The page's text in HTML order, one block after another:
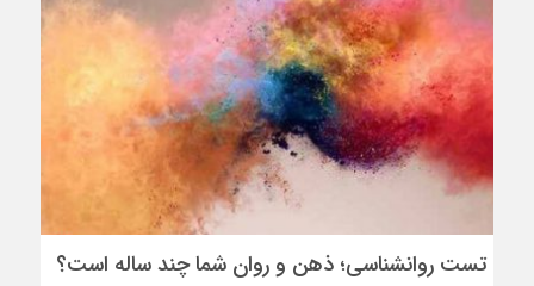
تست روانشناسی؛ ذهن و روان شما چند ساله است؟